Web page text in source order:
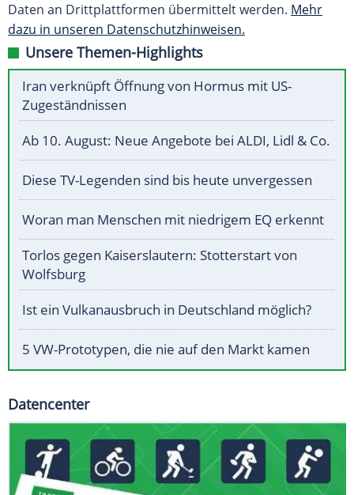
Daten an Drittplattformen übermittelt werden. Mehr
dazu in unseren Datenschutzhinweisen.
Unsere Themen-Highlights
Iran verknüpft Öffnung von Hormus mit US-
Zugeständnissen
Ab 10. August: Neue Angebote bei ALDI, Lidl & Co.
Diese TV-Legenden sind bis heute unvergessen
Woran man Menschen mit niedrigem EQ erkennt
Torlos gegen Kaiserslautern: Stotterstart von
Wolfsburg
Ist ein Vulkanausbruch in Deutschland möglich?
5 VW-Prototypen, die nie auf den Markt kamen
Datencenter